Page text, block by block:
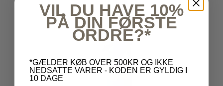
VIL DU HAVE 10%
PÅ DIN FØRSTE
ORDRE?*
*GÆLDER KØB OVER 500KR OG IKKE
NEDSATTE VARER - KODEN ER GYLDIG I
10 DAGE